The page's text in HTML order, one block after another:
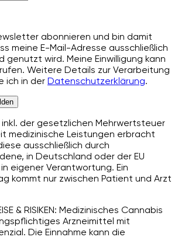
abonnieren und bin damit
meine E-Mail-Adresse ausschließlich
genutzt wird. Meine Einwilligung kann
Weitere Details zur Verarbeitung
ich in der Datenschutzerklärung.
inkl. der gesetzlichen Mehrwertsteuer
medizinische Leistungen erbracht
ausschließlich durch
in Deutschland oder der EU
eigener Verantwortung. Ein
kommt nur zwischen Patient und Arzt
& RISIKEN: Medizinisches Cannabis
Arzneimittel mit
Die Einnahme kann die